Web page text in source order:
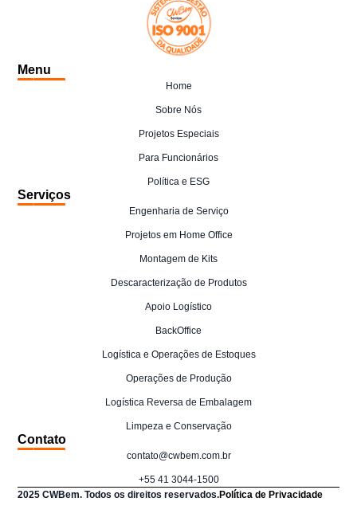
Menu
Home
Sobre Nós
Projetos Especiais
Para Funcionários
Política e ESG
Serviços
Engenharia de Serviço
Projetos em Home Office
Montagem de Kits
Descaracterização de Produtos
Apoio Logístico
BackOffice
Logística e Operações de Estoques
Operações de Produção
Logística Reversa de Embalagem
Limpeza e Conservação
Contato
contato@cwbem.com.br
+55 41 3044-1500
2025 CWBem. Todos os direitos reservados.Política de Privacidade